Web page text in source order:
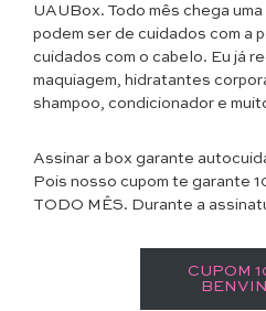
UAUBox. Todo mês chega
podem ser de cuidados com a
cuidados com o cabelo. Eu já
maquiagem, hidratantes
shampoo, condicionador e
Assinar a box garante
Pois nosso cupom te garante
TODO MÊS. Durante a
CUPOM